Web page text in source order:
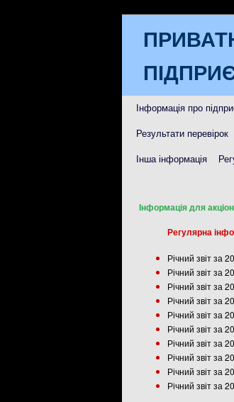
Інформація про
Результати перевірок
Інша інформація
Інформація для
Регулярна
Річний звіт за
Річний звіт за
Річний звіт за
Річний звіт за
Річний звіт за
Річний звіт за
Річний звіт за
Річний звіт за
Річний звіт за
Річний звіт за